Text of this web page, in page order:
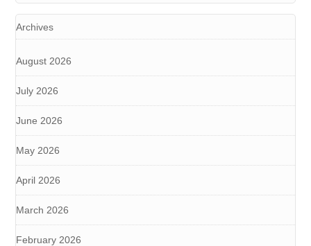
Archives
August 2026
July 2026
June 2026
May 2026
April 2026
March 2026
February 2026